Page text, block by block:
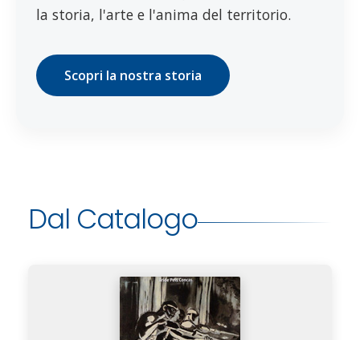
la storia, l'arte e l'anima del territorio.
Scopri la nostra storia
Dal Catalogo